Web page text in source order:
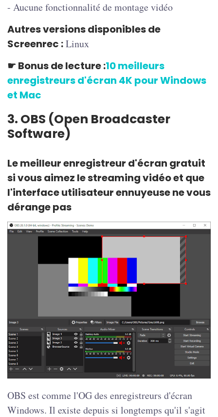
- Aucune fonctionnalité de montage vidéo
Autres versions disponibles de
Screenrec :Linux
☛ Bonus de lecture :10 meilleurs
enregistreurs d'écran 4K pour Windows
et Mac
3. OBS (Open Broadcaster
Software)
Le meilleur enregistreur d'écran gratuit
si vous aimez le streaming vidéo et que
l'interface utilisateur ennuyeuse ne vous
dérange pas
OBS est comme l'OG des enregistreurs d'écran
Windows. Il existe depuis si longtemps qu'il s'agit